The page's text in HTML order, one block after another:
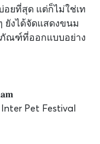
อยที่สุด แต่ก็ไม่ใช่เท
ยังได้จัดแสดงขนม
ภัณฑ์ที่ออกแบบอย่าง
Pet Festival